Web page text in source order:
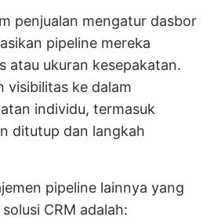
penjualan mengatur dasbor
pipeline mereka
atau ukuran kesepakatan.
visibilitas ke dalam
individu, termasuk
ditutup dan langkah
pipeline lainnya yang
CRM adalah: